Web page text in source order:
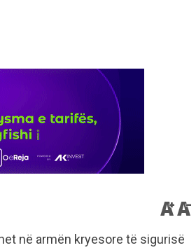
në armën kryesore të sigurisë